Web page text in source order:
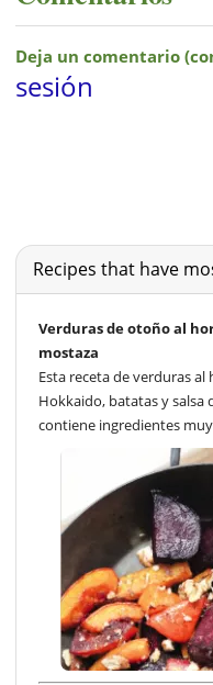
Recipes that have
Verduras de otoño al
mostaza
Esta receta de verduras
Hokkaido, batatas y salsa
contiene ingredientes